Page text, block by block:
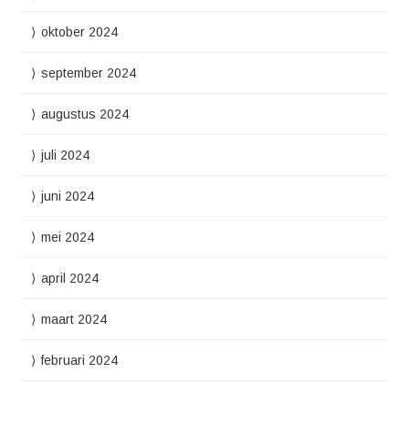
oktober 2024
september 2024
augustus 2024
juli 2024
juni 2024
mei 2024
april 2024
maart 2024
februari 2024